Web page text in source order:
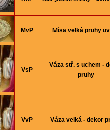
MvP Mísa velká pruhy
VsP
Váza stř. s uchem -
pruhy
VvP Váza velká - dekor